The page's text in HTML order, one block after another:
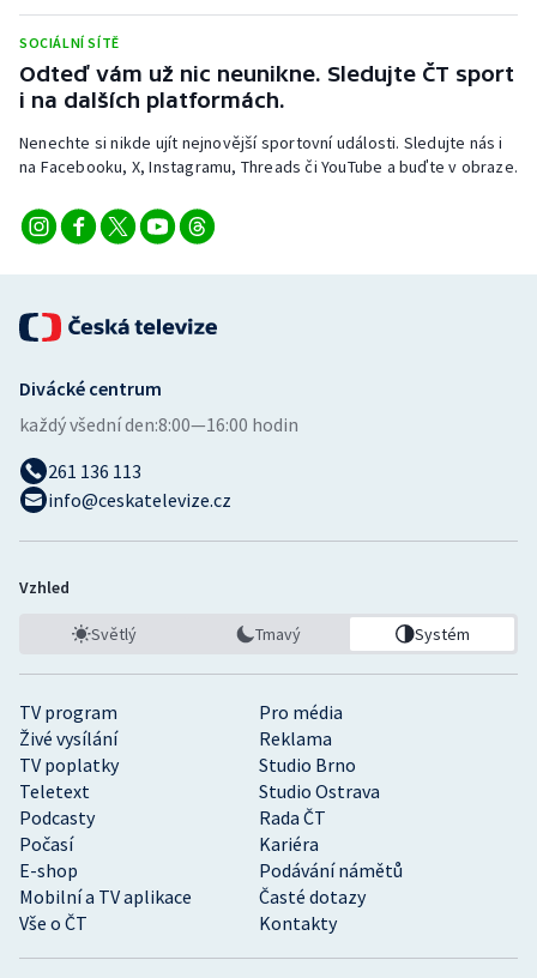
Veslování
Vodní slalom
Volejbal
Ostatní
SOCIÁLNÍ SÍTĚ
Odteď vám už nic neunikne. Sledujte ČT sport
i na dalších platformách.
Nenechte si nikde ujít nejnovější sportovní události. Sledujte nás i
na Facebooku, X, Instagramu, Threads či YouTube a buďte v obraze.
TV program
Pro média
Živé vysílání
Reklama
TV poplatky
Studio Brno
Teletext
Studio Ostrava
Podcasty
Rada ČT
Počasí
Kariéra
E-shop
Podávání námětů
Mobilní a TV aplikace
Časté dotazy
Vše o ČT
Kontakty
Divácké centrum
každý všední den:8:00—16:00 hodin
261 136 113
info@ceskatelevize.cz
Vzhled
Světlý Tmavý Systém